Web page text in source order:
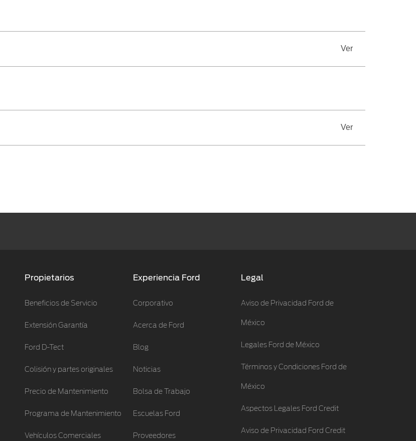
Ver
Ver
Propietarios
Beneficios de Servicio
Extensión Garantía
Ford D-Tect
Colisión y partes originales
Precio de Mantenimiento
Programa de Mantenimiento
Vehículos Comerciales
Experiencia Ford
Corporativo
Acerca de Ford
Blog
Noticias
Bolsa de Trabajo
Escuelas Ford
Proveedores
Legal
Aviso de Privacidad Ford de
México
Legales Ford de México
Términos y Condiciones Ford de
México
Aspectos Legales Ford Credit
Aviso de Privacidad Ford Credit